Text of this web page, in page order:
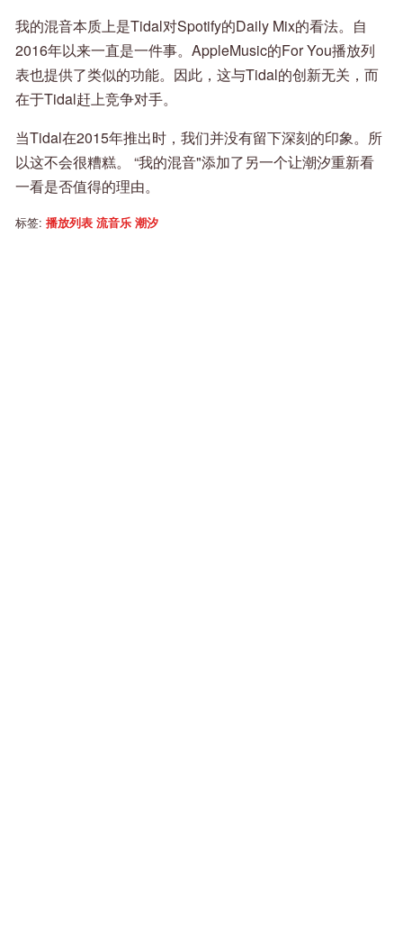
我的混音本质上是Tidal对Spotify的Daily Mix的看法。自
2016年以来一直是一件事。AppleMusic的For You播放列
表也提供了类似的功能。因此，这与Tidal的创新无关，而
在于Tidal赶上竞争对手。
当Tidal在2015年推出时，我们并没有留下深刻的印象。所
以这不会很糟糕。 “我的混音"添加了另一个让潮汐重新看
一看是否值得的理由。
标签: 播放列表 流音乐 潮汐